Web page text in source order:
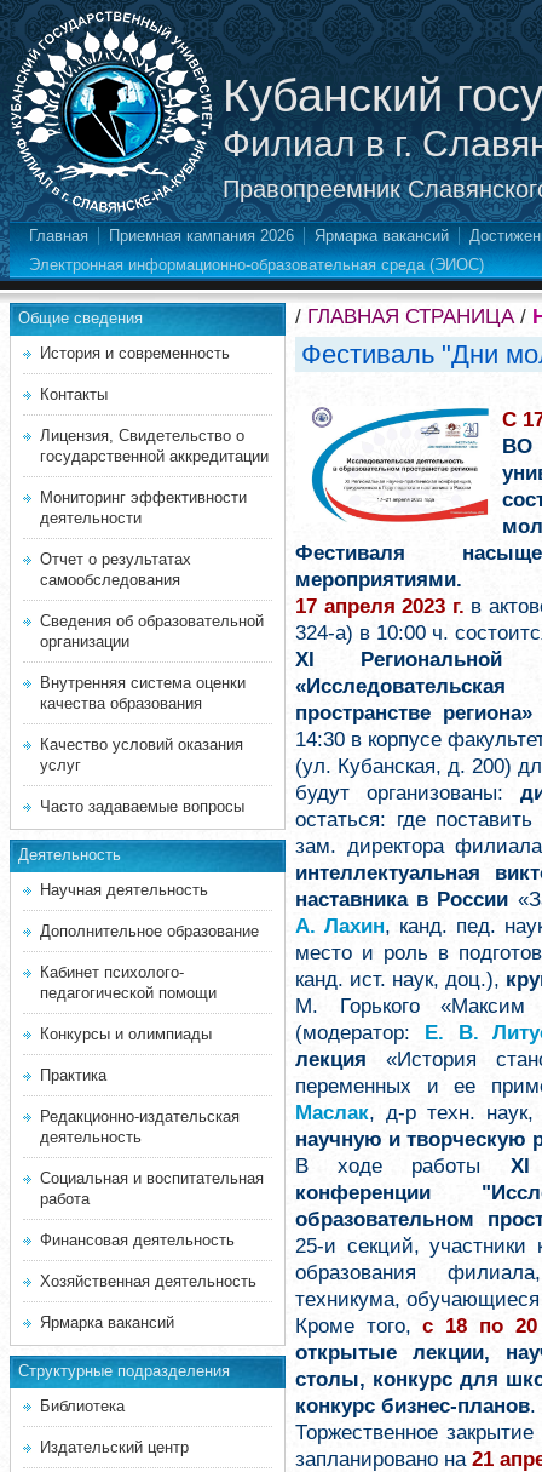
Кубанский
Филиал в г.
Правопреемник
Главная Приемная кампания 2026 Ярмарка вакансий
Электронная информационно-образовательная среда (ЭИОС)
Общие сведения
История и современность
Контакты
Лицензия, Свидетельство о
государственной аккредитации
Мониторинг эффективности
деятельности
Отчет о результатах
самообследования
Сведения об образовательной
организации
Внутренняя система оценки
качества образования
Качество условий оказания
услуг
Часто задаваемые вопросы
Деятельность
Научная деятельность
Дополнительное образование
Кабинет психолого-
педагогической помощи
Конкурсы и олимпиады
Практика
Редакционно-издательская
деятельность
Социальная и воспитательная
работа
Финансовая деятельность
Хозяйственная деятельность
Ярмарка вакансий
Структурные подразделения
Библиотека
Издательский центр
/ ГЛАВНАЯ СТРАНИЦА/
Фестиваль "Дни
С
ВО
Фестиваля
мероприятиями.
17 апреля 2023 г. в
324-а) в 10:00 ч.
XI Региональной
пространстве региона»
14:30 в корпусе
(ул. Кубанская, д. 200)
будут организованы:
остаться: где
зам. директора
интеллектуальная
наставника в России
А. Лахин, канд. пед.
место и роль в
канд. ист. наук, доц.),
М. Горького «Максим
(модератор:
Е. В.
лекция «История
переменных и ее
Маслак, д-р техн.
научную и творческую
В ходе работы XI
конференции
образовательном
25-и секций, участники
образования филиала,
техникума,
Кроме того, с 18 по 20
открытые лекции,
столы, конкурс для
конкурс бизнес-планов.
Торжественное
запланировано на21